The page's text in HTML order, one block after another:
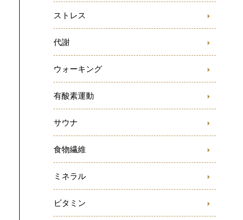
ストレス
代謝
ウォーキング
有酸素運動
サウナ
食物繊維
ミネラル
ビタミン